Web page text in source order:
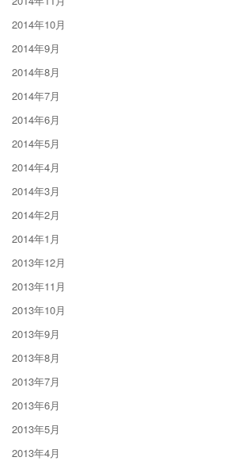
2014年10月
2014年9月
2014年8月
2014年7月
2014年6月
2014年5月
2014年4月
2014年3月
2014年2月
2014年1月
2013年12月
2013年11月
2013年10月
2013年9月
2013年8月
2013年7月
2013年6月
2013年5月
2013年4月